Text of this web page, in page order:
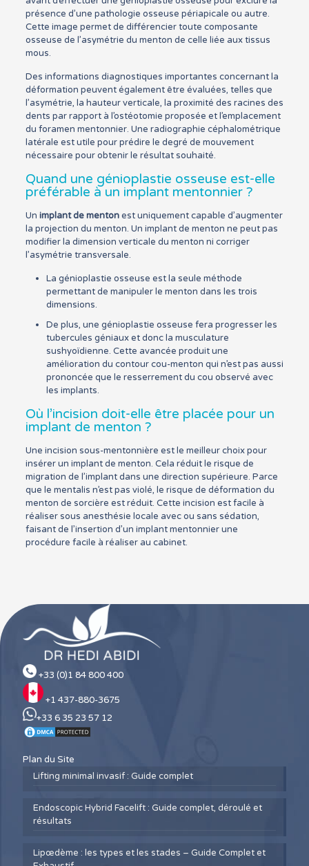
présence d’une pathologie osseuse périapicale ou autre.
Cette image permet de différencier toute composante
osseuse de l’asymétrie du menton de celle liée aux tissus
mous.
Des informations diagnostiques importantes concernant la
déformation peuvent également être évaluées, telles que
l’asymétrie, la hauteur verticale, la proximité des racines des
dents par rapport à l’ostéotomie proposée et l’emplacement
du foramen mentonnier. Une radiographie céphalométrique
latérale est utile pour prédire le degré de mouvement
nécessaire pour obtenir le résultat souhaité.
Quand une génioplastie osseuse est-elle
préférable à un implant mentonnier ?
Un implant de mentonest uniquement capable d’augmenter
la projection du menton. Un implant de menton ne peut pas
modifier la dimension verticale du menton ni corriger
l’asymétrie transversale.
La génioplastie osseuse est la seule méthode
permettant de manipuler le menton dans les trois
dimensions.
De plus, une génioplastie osseuse fera progresser les
tubercules géniaux et donc la musculature
sushyoïdienne. Cette avancée produit une
amélioration du contour cou-menton qui n’est pas aussi
prononcée que le resserrement du cou observé avec
les implants.
Où l’incision doit-elle être placée pour un
implant de menton ?
Une incision sous-mentonnière est le meilleur choix pour
insérer un implant de menton. Cela réduit le risque de
migration de l’implant dans une direction supérieure. Parce
que le mentalis n’est pas violé, le risque de déformation du
menton de sorcière est réduit. Cette incision est facile à
réaliser sous anesthésie locale avec ou sans sédation,
faisant de l’insertion d’un implant mentonnier une
procédure facile à réaliser au cabinet.
+33 (0)1 84 800 400
+1 437-880-3675
+33 6 35 23 57 12
Plan du Site
Lifting minimal invasif : Guide complet
Endoscopic Hybrid Facelift : Guide complet, déroulé et
résultats
Lipœdème : les types et les stades – Guide Complet et